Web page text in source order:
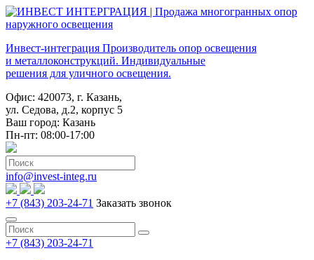
Инвест-интеграция Производитель опор освещения
и металлоконструкций. Индивидуальные
решения для уличного освещения.
Офис: 420073, г. Казань,
ул. Седова, д.2, корпус 5
Ваш город: Казань
Пн-пт: 08:00-17:00
info@invest-integ.ru
+7 (843) 203-24-71 Заказать звонок
+7 (843) 203-24-71